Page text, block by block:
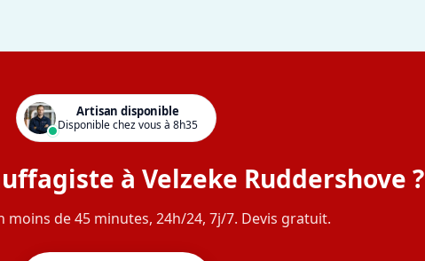
Artisan disponible
Disponible chez vous à 8h35
à Velzeke Ruddershove ?
moins de 45 minutes, 24h/24, 7j/7. Devis gratuit.